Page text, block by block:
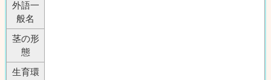
外語一
般名
茎の形
態
生育環